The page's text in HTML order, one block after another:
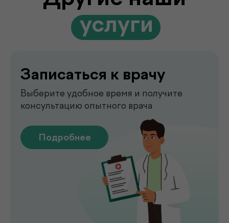
Точные лабораторные анализы с быстрым
Выезд лаборатории
Забор анализов на дому удобно,
быстро и без посещения клиники
Подробнее